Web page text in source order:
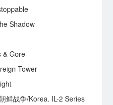
Shadow
& Gore
Tower
鲜战争/Korea. IL-2 Series